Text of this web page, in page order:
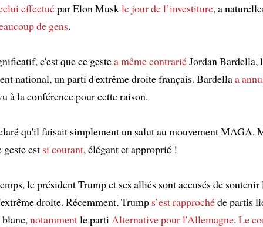
effectuépar Elon Muskle jour de l’investiture, a
de gens.
c'est que ce gestea même contrariéJordan Bardella,
national, un parti d'extrême droite français. Bardellaa
à la conférence pour cette raison.
qu'il faisait simplement un salut au mouvement MAGA.
geste est si courant, élégant et approprié !
le président Trump et ses alliés sont accusés de soutenir
droite. Récemment, Trump s’est rapprochéde partis
notammentle parti Alternative pour l'Allemagne. Le